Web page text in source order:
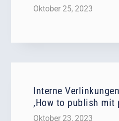
Oktober 25, 2023
Interne
‚How to publish mit
Oktober 23, 2023